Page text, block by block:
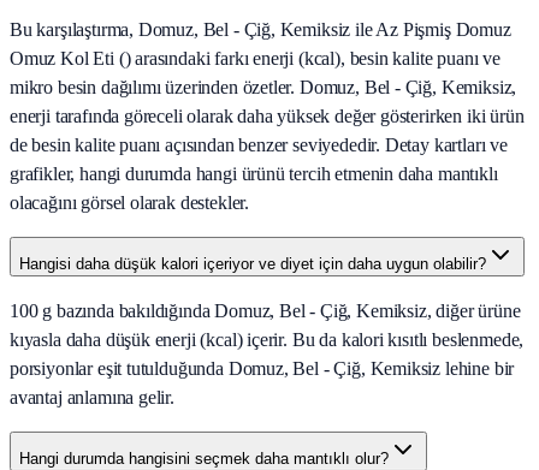
Bu karşılaştırma, Domuz, Bel - Çiğ, Kemiksiz ile Az Pişmiş Domuz
Omuz Kol Eti () arasındaki farkı enerji (kcal), besin kalite puanı ve
mikro besin dağılımı üzerinden özetler. Domuz, Bel - Çiğ, Kemiksiz,
enerji tarafında göreceli olarak daha yüksek değer gösterirken iki ürün
de besin kalite puanı açısından benzer seviyededir. Detay kartları ve
grafikler, hangi durumda hangi ürünü tercih etmenin daha mantıklı
olacağını görsel olarak destekler.
Hangisi daha düşük kalori içeriyor ve diyet için daha uygun olabilir?
100 g bazında bakıldığında Domuz, Bel - Çiğ, Kemiksiz, diğer ürüne
kıyasla daha düşük enerji (kcal) içerir. Bu da kalori kısıtlı beslenmede,
porsiyonlar eşit tutulduğunda Domuz, Bel - Çiğ, Kemiksiz lehine bir
avantaj anlamına gelir.
Hangi durumda hangisini seçmek daha mantıklı olur?